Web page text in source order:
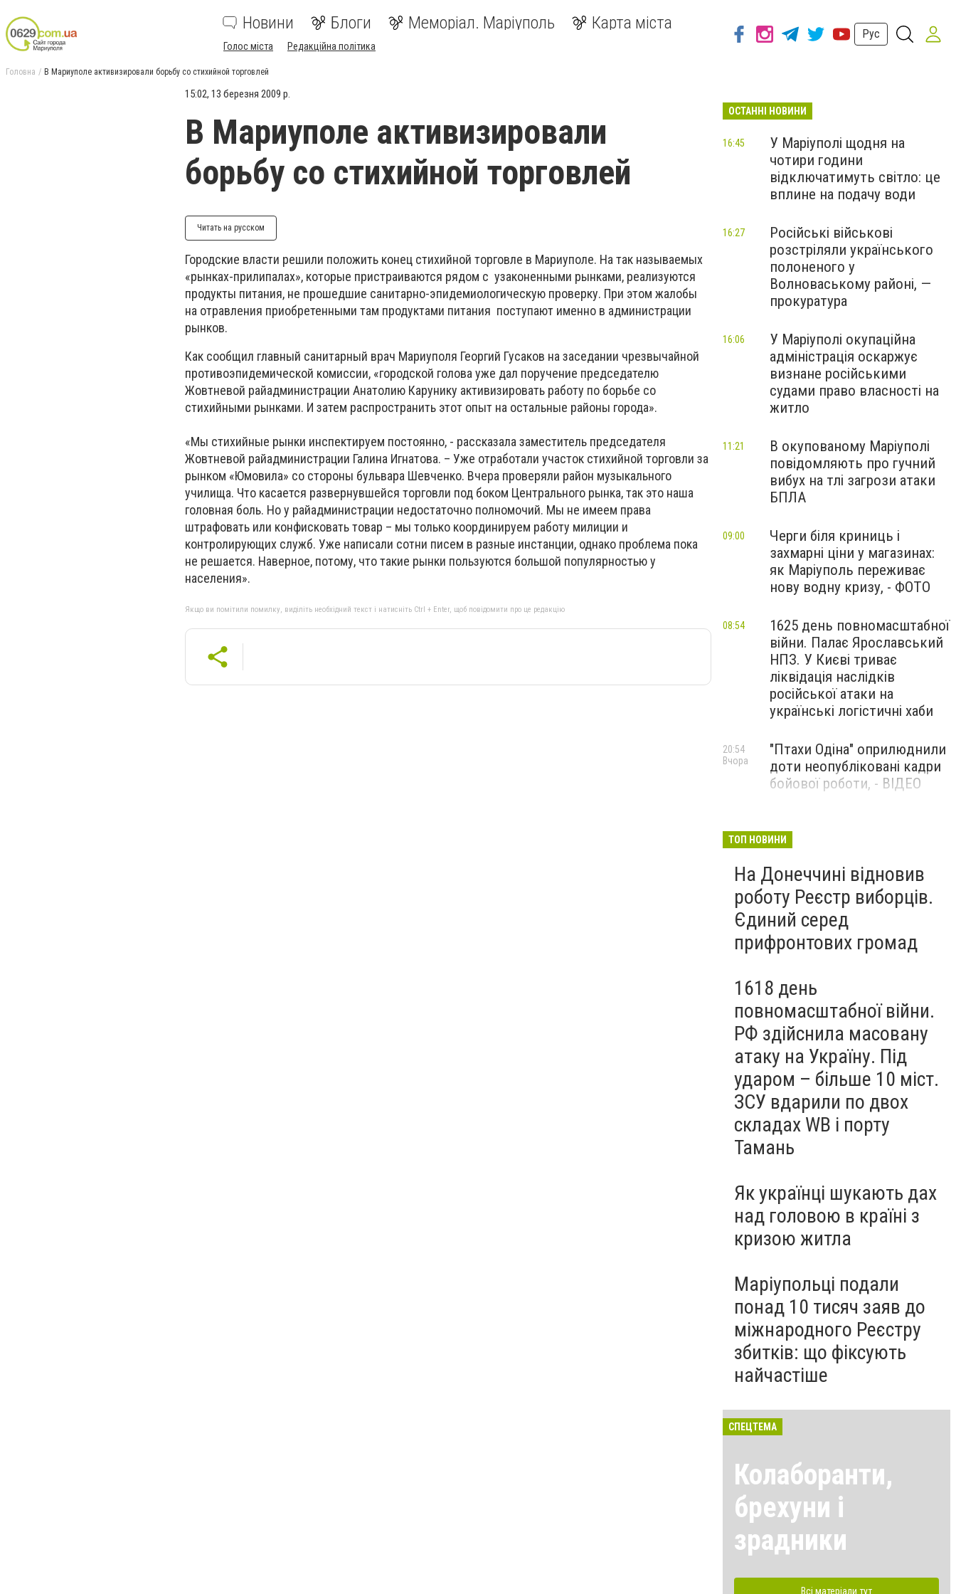
Новини Блоги Меморіал. Маріуполь Карта міста
Голос міста Редакційна політика
Рус
Головна В Мариуполе активизировали борьбу со стихийной торговлей
15:02, 13 березня 2009 р.
В Мариуполе активизировали
борьбу со стихийной торговлей
Читать на русском
Городские власти решили положить конец стихийной торговле в Мариуполе. На так называемых
«рынках-прилипалах», которые пристраиваются рядом с узаконенными рынками, реализуются
продукты питания, не прошедшие санитарно-эпидемиологическую проверку. При этом жалобы
на отравления приобретенными там продуктами питания поступают именно в администрации
рынков.
Как сообщил главный санитарный врач Мариуполя Георгий Гусаков на заседании чрезвычайной
противоэпидемической комиссии, «городской голова уже дал поручение председателю
Жовтневой райадминистрации Анатолию Карунику активизировать работу по борьбе со
стихийными рынками. И затем распространить этот опыт на остальные районы города».
«Мы стихийные рынки инспектируем постоянно, - рассказала заместитель председателя
Жовтневой райадминистрации Галина Игнатова. – Уже отработали участок стихийной торговли за
рынком «Юмовила» со стороны бульвара Шевченко. Вчера проверяли район музыкального
училища. Что касается развернувшейся торговли под боком Центрального рынка, так это наша
головная боль. Но у райадминистрации недостаточно полномочий. Мы не имеем права
штрафовать или конфисковать товар – мы только координируем работу милиции и
контролирующих служб. Уже написали сотни писем в разные инстанции, однако проблема пока
не решается. Наверное, потому, что такие рынки пользуются большой популярностью у
населения».
Якщо ви помітили помилку, виділіть необхідний текст і натисніть Ctrl + Enter, щоб повідомити про це редакцію
ОСТАННІ НОВИНИ
У Маріуполі щодня на
чотири години
відключатимуть світло: це
вплине на подачу води
16:45
Російські військові
розстріляли українського
полоненого у
Волноваському районі, —
прокуратура
16:27
У Маріуполі окупаційна
адміністрація оскаржує
визнане російськими
судами право власності на
житло
16:06
В окупованому Маріуполі
повідомляють про гучний
вибух на тлі загрози атаки
БПЛА
11:21
Черги біля криниць і
захмарні ціни у магазинах:
як Маріуполь переживає
нову водну кризу, - ФОТО
09:00
1625 день повномасштабної
війни. Палає Ярославський
НПЗ. У Києві триває
ліквідація наслідків
російської атаки на
українські логістичні хаби
08:54
"Птахи Одіна" оприлюднили
доти неопубліковані кадри
бойової роботи, - ВІДЕО
20:54
Вчора
Бєдняков зіграє тата
новому українському
фільмі, - ФОТО
Вчора
ТОП НОВИНИ
На Донеччині відновив
роботу Реєстр виборців.
Єдиний серед
прифронтових громад
1618 день
повномасштабної війни.
РФ здійснила масовану
атаку на Україну. Під
ударом – більше 10 міст.
ЗСУ вдарили по двох
складах WB і порту
Тамань
Як українці шукають дах
над головою в країні з
кризою житла
Маріупольці подали
понад 10 тисяч заяв до
міжнародного Реєстру
збитків: що фіксують
найчастіше
СПЕЦТЕМА
Колаборанти,
брехуни і
зрадники
Всі матеріали тут